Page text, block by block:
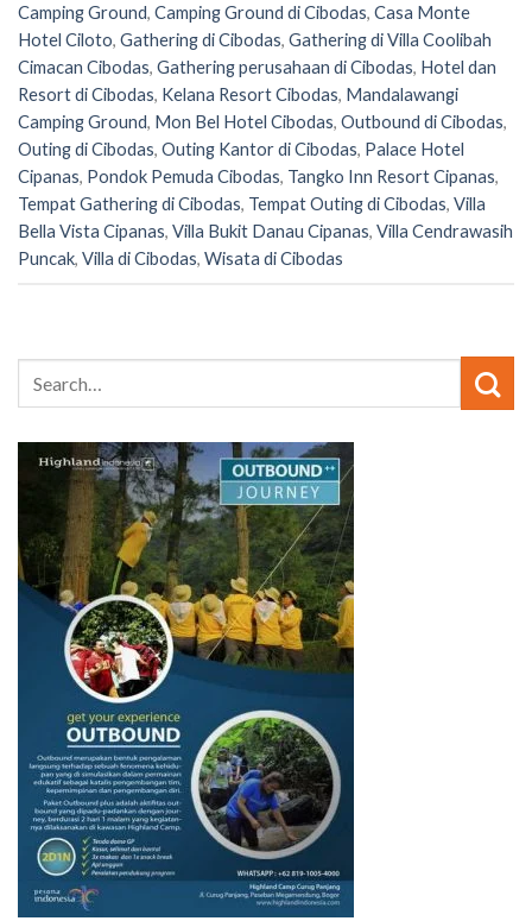
Camping Ground, Camping Ground di Cibodas, Casa Monte
Hotel Ciloto, Gathering di Cibodas, Gathering di Villa Coolibah
Cimacan Cibodas, Gathering perusahaan di Cibodas, Hotel dan
Resort di Cibodas, Kelana Resort Cibodas, Mandalawangi
Camping Ground, Mon Bel Hotel Cibodas, Outbound di Cibodas,
Outing di Cibodas, Outing Kantor di Cibodas, Palace Hotel
Cipanas, Pondok Pemuda Cibodas, Tangko Inn Resort Cipanas,
Tempat Gathering di Cibodas, Tempat Outing di Cibodas, Villa
Bella Vista Cipanas, Villa Bukit Danau Cipanas, Villa Cendrawasih
Puncak, Villa di Cibodas, Wisata di Cibodas